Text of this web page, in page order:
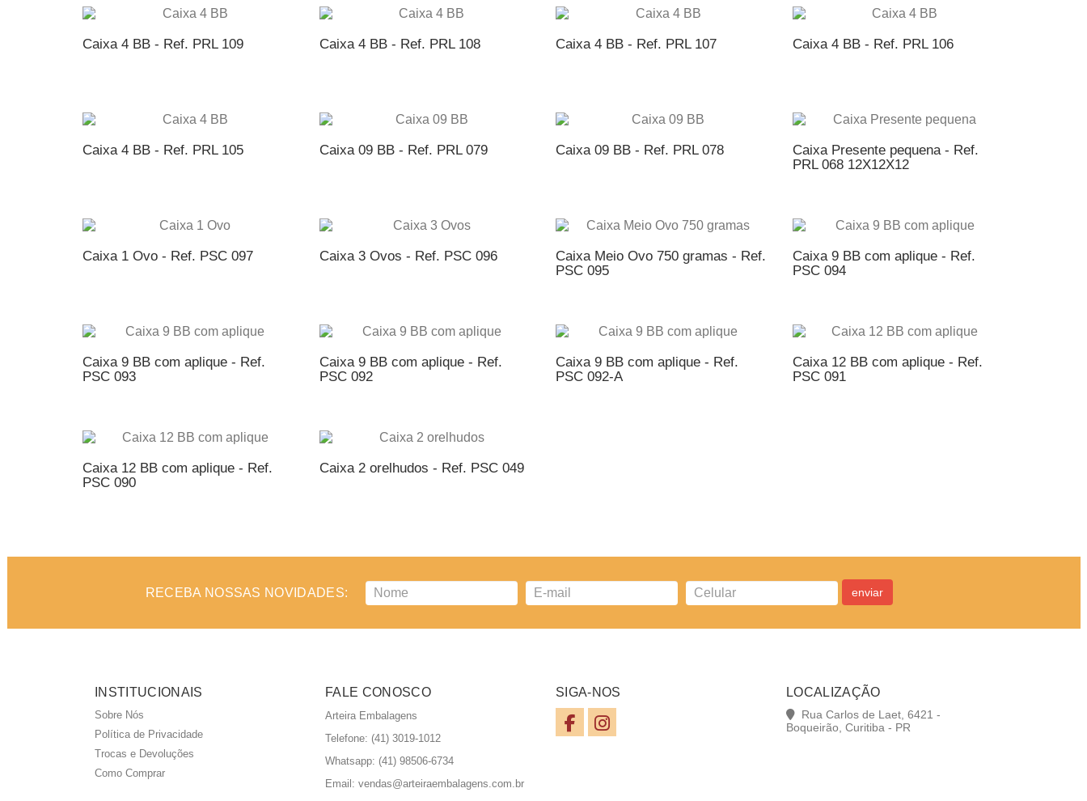
Caixa 4 BB - Ref. PRL 109 Caixa 4 BB - Ref. PRL 108 Caixa 4 BB - Ref. PRL 107 Caixa 4 BB - Ref. PRL 106
Caixa 4 BB - Ref. PRL 105 Caixa 09 BB - Ref. PRL 079 Caixa 09 BB - Ref. PRL 078
Caixa Presente pequena - Ref.
PRL 068 12X12X12
Caixa 1 Ovo - Ref. PSC 097 Caixa 3 Ovos - Ref. PSC 096
Caixa Meio Ovo 750 gramas - Ref.
PSC 095
Caixa 9 BB com aplique - Ref.
PSC 094
Caixa 9 BB com aplique - Ref.
PSC 093
Caixa 9 BB com aplique - Ref.
PSC 092
Caixa 9 BB com aplique - Ref.
PSC 092-A
Caixa 12 BB com aplique - Ref.
PSC 091
Caixa 12 BB com aplique - Ref.
PSC 090
Caixa 2 orelhudos - Ref. PSC 049
RECEBA NOSSAS NOVIDADES: enviar
INSTITUCIONAIS
Sobre Nós
Política de Privacidade
Trocas e Devoluções
Como Comprar
FALE CONOSCO
Arteira Embalagens
Telefone: (41) 3019-1012
Whatsapp: (41) 98506-6734
Email: vendas@arteiraembalagens.com.br
SIGA-NOS LOCALIZAÇÃO
Rua Carlos de Laet, 6421 -
Boqueirão, Curitiba - PR